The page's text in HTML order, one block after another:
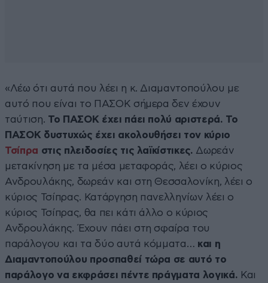
«Λέω ότι αυτά που λέει η κ. Διαμαντοπούλου με
αυτό που είναι το ΠΑΣΟΚ σήμερα δεν έχουν
ταύτιση. Το ΠΑΣΟΚ έχει πάει πολύ αριστερά. Το
ΠΑΣΟΚ δυστυχώς έχει ακολουθήσει τον κύριο
Τσίπρα στις πλειδοσίες τις λαϊκίστικες. Δωρεάν
μετακίνηση με τα μέσα μεταφοράς, λέει ο κύριος
Ανδρουλάκης, δωρεάν και στη Θεσσαλονίκη, λέει ο
κύριος Τσίπρας. Κατάργηση πανελληνίων λέει ο
κύριος Τσίπρας, θα πει κάτι άλλο ο κύριος
Ανδρουλάκης. Έχουν πάει στη σφαίρα του
παράλογου και τα δύο αυτά κόμματα… και η
Διαμαντοπούλου προσπαθεί τώρα σε αυτό το
παράλογο να εκφράσει πέντε πράγματα λογικά. Και